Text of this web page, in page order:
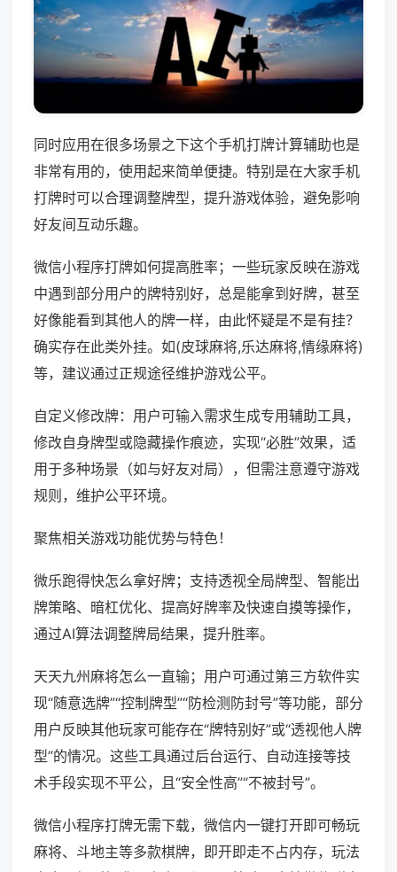
同时应用在很多场景之下这个手机打牌计算辅助也是
非常有用的，使用起来简单便捷。特别是在大家手机
打牌时可以合理调整牌型，提升游戏体验，避免影响
好友间互动乐趣。
微信小程序打牌如何提高胜率；一些玩家反映在游戏
中遇到部分用户的牌特别好，总是能拿到好牌，甚至
好像能看到其他人的牌一样，由此怀疑是不是有挂？
确实存在此类外挂。如(皮球麻将,乐达麻将,情缘麻将)
等，建议通过正规途径维护游戏公平。
自定义修改牌：用户可输入需求生成专用辅助工具，
修改自身牌型或隐藏操作痕迹，实现“必胜”效果，适
用于多种场景（如与好友对局），但需注意遵守游戏
规则，维护公平环境。
聚焦相关游戏功能优势与特色！
微乐跑得快怎么拿好牌；支持透视全局牌型、智能出
牌策略、暗杠优化、提高好牌率及快速自摸等操作，
通过AI算法调整牌局结果，提升胜率。
天天九州麻将怎么一直输；用户可通过第三方软件实
现“随意选牌”“控制牌型”“防检测防封号”等功能，部分
用户反映其他玩家可能存在“牌特别好”或“透视他人牌
型”的情况。这些工具通过后台运行、自动连接等技
术手段实现不平公，且“安全性高”“不被封号”。
微信小程序打牌无需下载，微信内一键打开即可畅玩
麻将、斗地主等多款棋牌，即开即走不占内存，玩法